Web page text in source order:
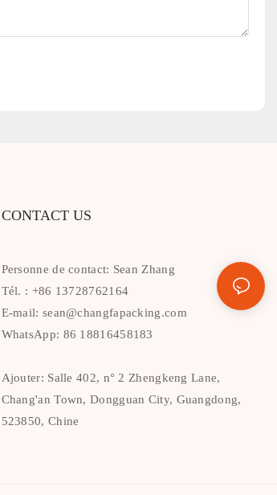
CONTACT US
Personne de contact: Sean Zhang
Tél. : +86 13728762164
E-mail: sean@changfapacking.com
WhatsApp: 86 18816458183
Ajouter: Salle 402, n° 2 Zhengkeng Lane,
Chang'an Town, Dongguan City, Guangdong,
523850, Chine